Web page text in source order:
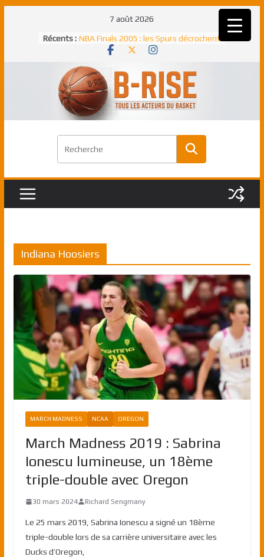
7 août 2026
Récents : NBA Finals 2005 : les Spurs décrochent
un troisième titre NBA, la rude bataille
NBA Finals 2021 : les Bucks et Giannis
Antetokounmpo triomphent, le Greek
Freek élu MVP
Shai Gilgeous-Alexander : son premier
match à plus de 40 points en NBA, le
Pau Gasol dans l’histoire en 2002 :
premier européen sacré Rookie de
Rudy Gobert, deuxième Français élu
Indiana Hoosiers
MARCH MADNESS NCAA OREGON
March Madness 2019 : Sabrina
Ionescu lumineuse, un 18ème
triple-double avec Oregon
30 mars 2024 Richard Sengmany
Le 25 mars 2019, Sabrina Ionescu a signé un 18ème
triple-double lors de sa carrière universitaire avec les
Ducks d’Oregon,